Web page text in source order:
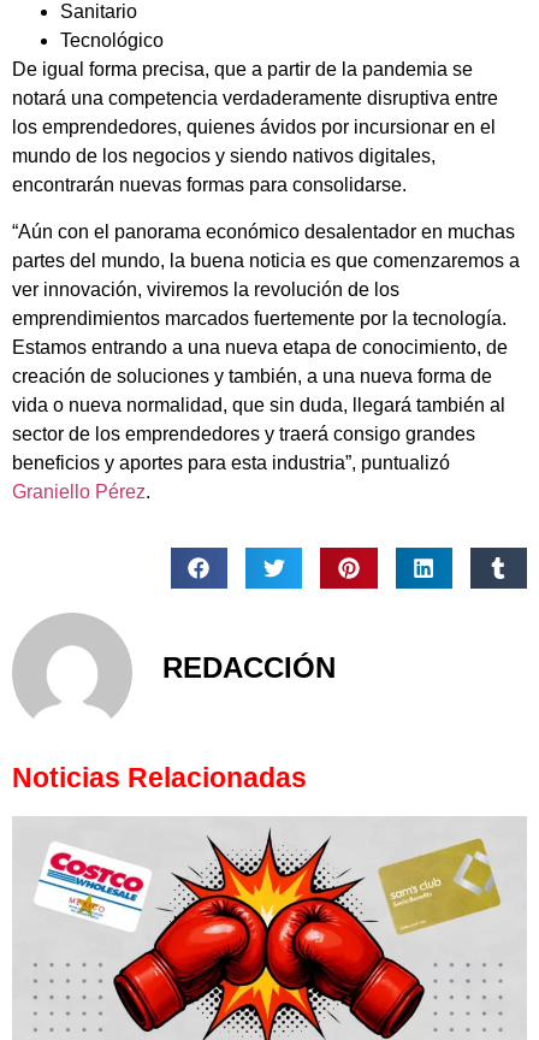
Sanitario
Tecnológico
De igual forma precisa, que a partir de la pandemia se
notará una competencia verdaderamente disruptiva entre
los emprendedores, quienes ávidos por incursionar en el
mundo de los negocios y siendo nativos digitales,
encontrarán nuevas formas para consolidarse.
“Aún con el panorama económico desalentador en muchas
partes del mundo, la buena noticia es que comenzaremos a
ver innovación, viviremos la revolución de los
emprendimientos marcados fuertemente por la tecnología.
Estamos entrando a una nueva etapa de conocimiento, de
creación de soluciones y también, a una nueva forma de
vida o nueva normalidad, que sin duda, llegará también al
sector de los emprendedores y traerá consigo grandes
beneficios y aportes para esta industria”, puntualizó
Graniello Pérez.
REDACCIÓN
Noticias Relacionadas